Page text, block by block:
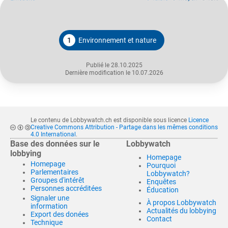
1 Environnement et nature
Publié le 28.10.2025
Dernière modification le 10.07.2026
Le contenu de Lobbywatch.ch est disponible sous licence Licence
Creative Commons Attribution - Partage dans les mêmes conditions
4.0 International .
Base des données sur le
lobbying
Homepage
Parlementaires
Groupes d'intérêt
Personnes accréditées
Signaler une
information
Export des donées
Technique
Lobbywatch
Homepage
Pourquoi
Lobbywatch?
Enquêtes
Éducation
À propos Lobbywatch
Actualités du lobbying
Contact